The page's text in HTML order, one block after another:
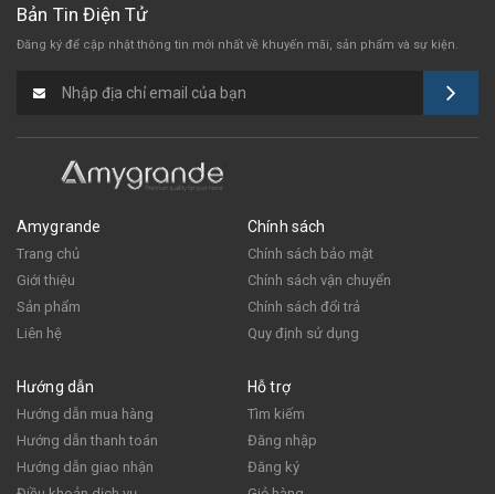
Bản Tin Điện Tử
Đăng ký để cập nhật thông tin mới nhất về khuyến mãi, sản phẩm và sự kiện.
Amygrande
Trang chủ
Giới thiệu
Sản phẩm
Liên hệ
Chính sách
Chính sách bảo mật
Chính sách vận chuyển
Chính sách đổi trả
Quy định sử dụng
Hướng dẫn
Hướng dẫn mua hàng
Hướng dẫn thanh toán
Hướng dẫn giao nhận
Hỗ trợ
Tìm kiếm
Đăng nhập
Đăng ký